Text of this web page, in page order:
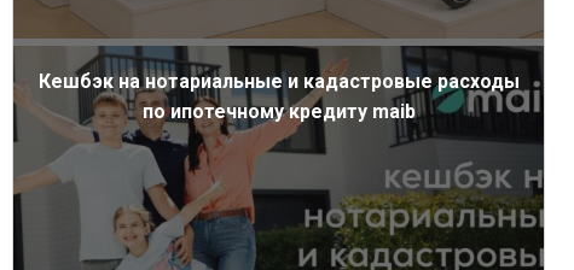
Кешбэк на нотариальные и кадастровые расходы
по ипотечному кредиту maib